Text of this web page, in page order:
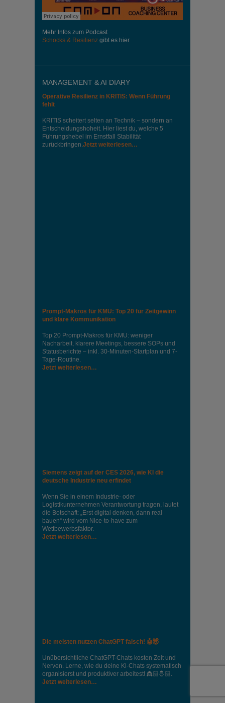
Mehr Infos zum Podcast
Schocks & Resilienz gibt es hier
MANAGEMENT & AI DIARY
Operative Resilienz in KRITIS: Wenn Führung
fehlt
KRITIS scheitert selten an Technik – sondern an
Entscheidungshoheit. Hier liest du, welche 5
Führungshebel im Ernstfall Stabilität
zurückbringen.Jetzt weiterlesen…
Prompt-Makros für KMU: Top 20 für Zeitgewinn
und klare Kommunikation
Top 20 Prompt-Makros für KMU: weniger
Nacharbeit, klarere Meetings, bessere SOPs und
Statusberichte – inkl. 30-Minuten-Startplan und 7-
Tage-Routine.
Jetzt weiterlesen…
Siemens zeigt auf der CES 2026, wie KI die
deutsche Industrie neu erfindet
Wenn Sie in einem Industrie‑ oder
Logistikunternehmen Verantwortung tragen, lautet
die Botschaft: „Erst digital denken, dann real
bauen“ wird vom Nice‑to‑have zum
Wettbewerbsfaktor.
Jetzt weiterlesen…
Die meisten nutzen ChatGPT falsch! 🤖🤯
Unübersichtliche ChatGPT-Chats kosten Zeit und
Nerven. Lerne, wie du deine Kl-Chats systematisch
organisierst und produktiver arbeitest! 👸🏻🤴🏻.
Jetzt weiterlesen…